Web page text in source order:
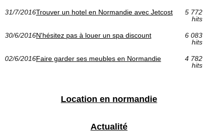
31/7/2016Trouver un hotel en Normandie avec Jetcost
5 772
hits
30/6/2016N'hésitez pas à louer un spa discount
6 083
hits
02/6/2016Faire garder ses meubles en Normandie
4 782
hits
Location en normandie
Actualité